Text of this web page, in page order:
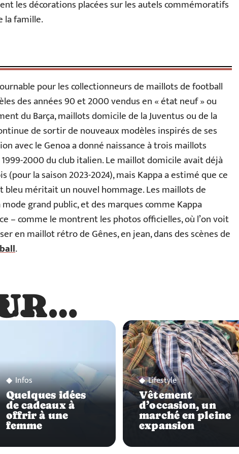
les décorations placées sur les autels commémoratifs
la famille.
pour les collectionneurs de maillots de football
des années 90 et 2000 vendus en « état neuf » ou
du Barça, maillots domicile de la Juventus ou de la
de sortir de nouveaux modèles inspirés de ses
avec le Genoa a donné naissance à trois maillots
2000 du club italien. Le maillot domicile avait déjà
la saison 2023-2024), mais Kappa a estimé que ce
bleu méritait un nouvel hommage. Les maillots de
grand public, et des marques comme Kappa
– comme le montrent les photos officielles, où l’on voit
en maillot rétro de Gênes, en jean, dans des scènes de
.
Infos
Quelques idées
de cadeaux à
offrir à une
femme
Lifestyle
Vêtement
d’occasion, un
marché en pleine
expansion